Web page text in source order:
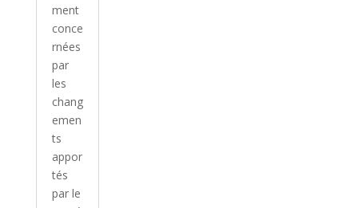
ment
conce
rnées
par
les
chang
emen
ts
appor
tés
par le